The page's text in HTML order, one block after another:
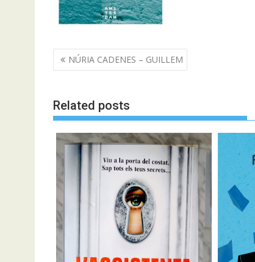
Navegació
d'entrades
NÚRIA CADENES – GUILLEM
Related posts